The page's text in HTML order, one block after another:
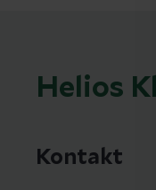
Helios
Kontakt